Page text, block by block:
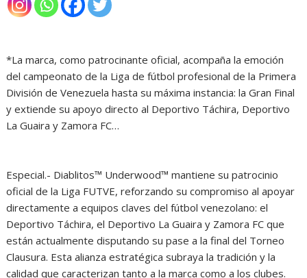
*La marca, como patrocinante oficial, acompaña la emoción
del campeonato de la Liga de fútbol profesional de la Primera
División de Venezuela hasta su máxima instancia: la Gran Final
y extiende su apoyo directo al Deportivo Táchira, Deportivo
La Guaira y Zamora FC…
Especial.- Diablitos™ Underwood™ mantiene su patrocinio
oficial de la Liga FUTVE, reforzando su compromiso al apoyar
directamente a equipos claves del fútbol venezolano: el
Deportivo Táchira, el Deportivo La Guaira y Zamora FC que
están actualmente disputando su pase a la final del Torneo
Clausura. Esta alianza estratégica subraya la tradición y la
calidad que caracterizan tanto a la marca como a los clubes.